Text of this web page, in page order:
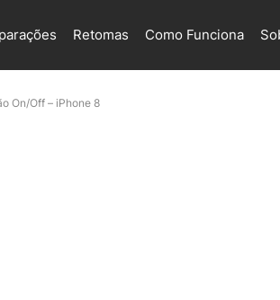
Retomas Como Funciona
On/Off – iPhone 8